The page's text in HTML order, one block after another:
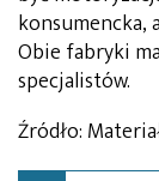
konsumencka,
Obie fabryki
specjalistów.
Źródło: